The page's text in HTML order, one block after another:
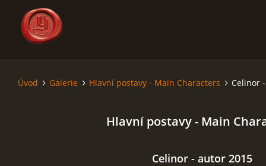
ÚVOD
Úvod Galerie Hlavní postavy - Main Characters Celinor
Hlavní postavy - Main
Celinor - autor 2015